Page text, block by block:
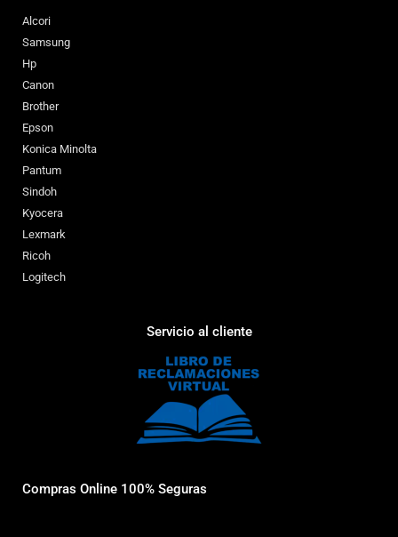
Alcori
Samsung
Hp
Canon
Brother
Epson
Konica Minolta
Pantum
Sindoh
Kyocera
Lexmark
Ricoh
Logitech
Servicio al cliente
Compras Online 100% Seguras